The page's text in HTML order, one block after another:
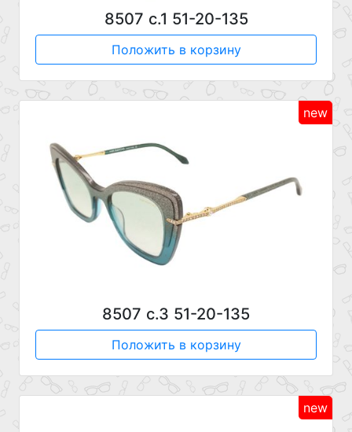
8507 с.1 51-20-135
Положить в корзину
new
8507 с.3 51-20-135
Положить в корзину
new